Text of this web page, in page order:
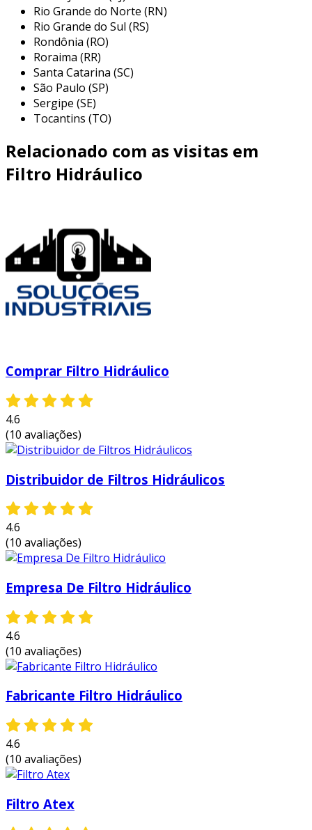
sucção têm a função de proteger a bomba da
contaminação do fluido. estão localizados antes da
entrada da bomba e caracterizam-se por elementos
abertos com grau de retenção relativamente elevado
devido aos limites da cavitação das bombas.
Rio Grande do Norte (RN)
Rio Grande do Sul (RS)
Rondônia (RO)
Roraima (RR)
Santa Catarina (SC)
São Paulo (SP)
Sergipe (SE)
Tocantins (TO)
Relacionado com as visitas em
Filtro Hidráulico
Comprar Filtro Hidráulico
4.6
(10 avaliações)
Distribuidor de Filtros Hidráulicos
4.6
(10 avaliações)
Empresa De Filtro Hidráulico
4.6
(10 avaliações)
Fabricante Filtro Hidráulico
4.6
(10 avaliações)
Filtro Atex